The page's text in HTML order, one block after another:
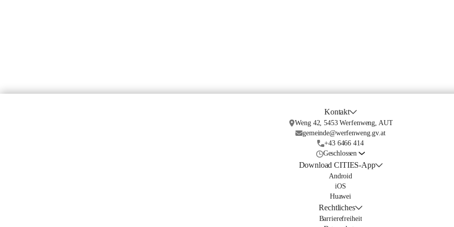
Kontakt
Weng 42, 5453 Werfenweng, AUT
gemeinde@werfenweng.gv.at
+43 6466 414
Geschlossen
Download CITIES-App
Android
iOS
Huawei
Rechtliches
Barrierefreiheit